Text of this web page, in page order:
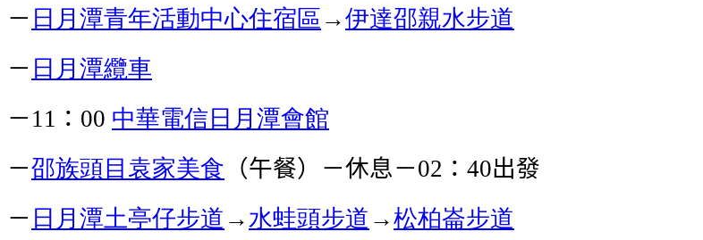
－ 日月潭青年活動中心住宿區→伊達邵親水步道
－ 日月潭纜車
－ 11 ： 00 中華電信日月潭會館
－邵族頭目袁家美食 （午餐）－休息－02 ： 40出發
－ 日月潭土亭仔步道→水蛙頭步道→松柏崙步道